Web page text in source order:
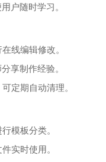
户随时学习。
线编辑修改。
享制作经验。
定期自动清理。
模板分类。
实时使用。